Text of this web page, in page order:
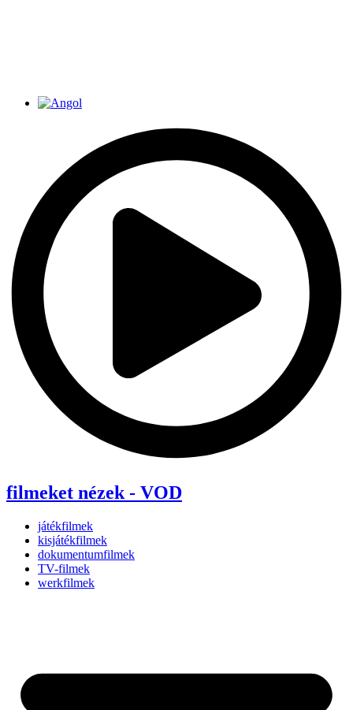
filmeket nézek - VOD
játékfilmek
kisjátékfilmek
dokumentumfilmek
TV-filmek
werkfilmek